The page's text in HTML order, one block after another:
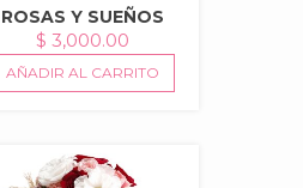
ROSAS Y SUEÑOS
$ 3,000.00
AÑADIR AL CARRITO